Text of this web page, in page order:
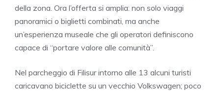
della zona. Ora l’offerta si amplia: non solo viaggi
panoramici o biglietti combinati, ma anche
un’esperienza museale che gli operatori definiscono
capace di “portare valore alle comunità”.
Nel parcheggio di Filisur intorno alle 13 alcuni turisti
caricavano biciclette su un vecchio Volkswagen; poco